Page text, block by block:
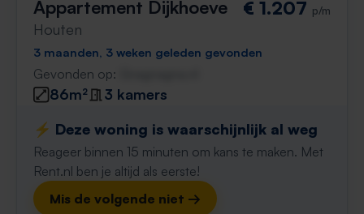
Appartement Dijkhoeve
Houten
€ 1.207 p/m
3 maanden, 3 weken geleden gevonden
Gevonden op:
86m²
3 kamers
⚡️ Deze woning is waarschijnlijk al weg
Reageer binnen 15 minuten om kans te maken. Met
Rent.nl ben je altijd als eerste!
Mis de volgende niet →